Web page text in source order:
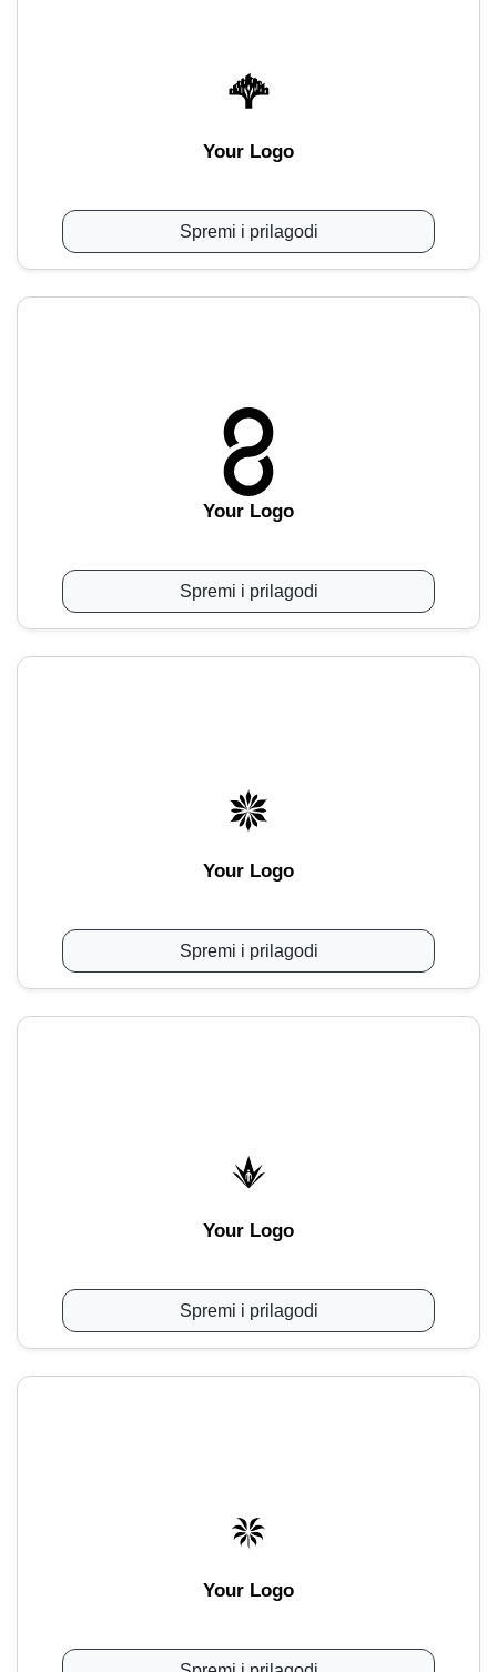
Your Logo
Spremi i prilagodi
Your Logo
Spremi i prilagodi
Your Logo
Spremi i prilagodi
Your Logo
Spremi i prilagodi
Your Logo